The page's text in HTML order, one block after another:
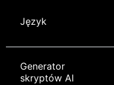
Język
Generator
skryptów AI